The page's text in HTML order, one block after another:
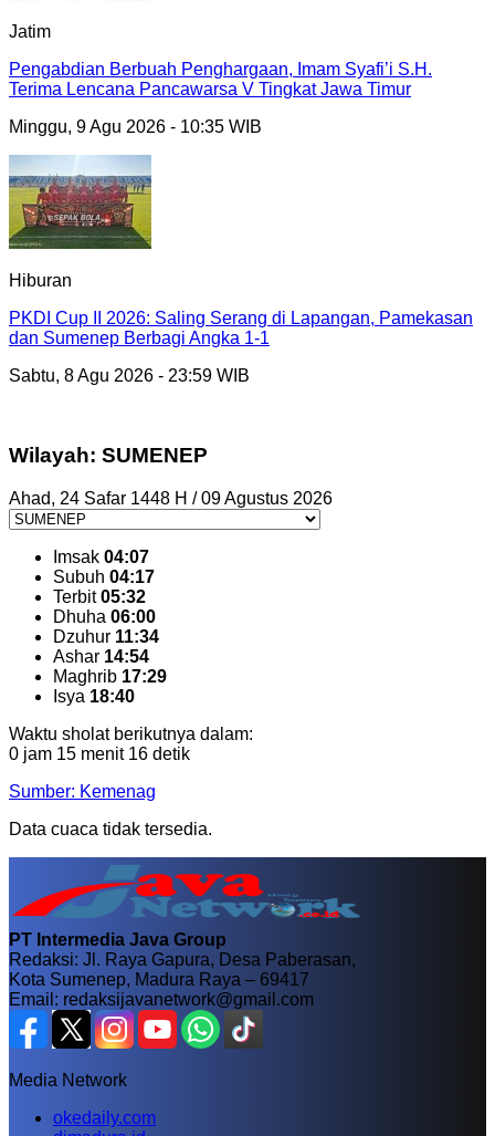
Jatim
Pengabdian Berbuah Penghargaan, Imam Syafi’i S.H.
Terima Lencana Pancawarsa V Tingkat Jawa Timur
Minggu, 9 Agu 2026 - 10:35 WIB
Hiburan
PKDI Cup II 2026: Saling Serang di Lapangan, Pamekasan
dan Sumenep Berbagi Angka 1-1
Sabtu, 8 Agu 2026 - 23:59 WIB
Wilayah: SUMENEP
Ahad, 24 Safar 1448 H / 09 Agustus 2026
Imsak 04:07
Subuh 04:17
Terbit05:32
Dhuha 06:00
Dzuhur 11:34
Ashar 14:54
Maghrib 17:29
Isya 18:40
Waktu sholat berikutnya dalam:
0 jam 15 menit 15 detik
Sumber: Kemenag
Data cuaca tidak tersedia.
PT Intermedia Java Group
Redaksi: Jl. Raya Gapura, Desa Paberasan,
Kota Sumenep, Madura Raya – 69417
Email: redaksijavanetwork@gmail.com
Media Network
okedaily.com